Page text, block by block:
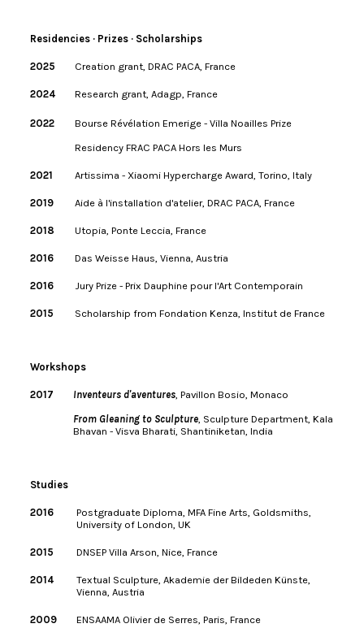
Residencies · Prizes · Scholarships
2025 Creation grant, DRAC PACA, France
2024 Research grant, Adagp, France
2022
Bourse Révélation Emerige - Villa Noailles Prize
Residency FRAC PACA Hors les Murs
2021 Artissima - Xiaomi Hypercharge Award, Torino, Italy
2019 Aide à l'installation d'atelier, DRAC PACA, France
2018 Utopia, Ponte Leccia, France
2016 Das Weisse Haus, Vienna, Austria
2016 Jury Prize - Prix Dauphine pour l'Art Contemporain
2015 Scholarship from Fondation Kenza, Institut de France
Workshops
2017 Inventeurs d'aventures, Pavillon Bosio, Monaco
From Gleaning to Sculpture, Sculpture Department, Kala
Bhavan - Visva Bharati, Shantiniketan, India
Studies
2016
Postgraduate Diploma, MFA Fine Arts, Goldsmiths,
University of London, UK
2015 DNSEP Villa Arson, Nice, France
2014
Textual Sculpture, Akademie der Bildeden Künste,
Vienna, Austria
2009 ENSAAMA Olivier de Serres, Paris, France